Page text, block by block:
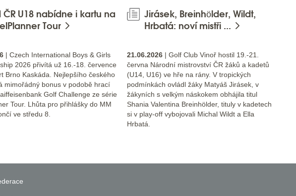
ČR U18 nabídne i kartu na
Tour
| Czech International Boys & Girls
2026 přivítá už 16.-18. července
Brno Kaskáda. Nejlepšího českého
mimořádný bonus v podobě hrací
Golf Challenge ze série
Tour. Lhůta pro přihlášky do MM
ve středu 8.
Jirásek, Breinhölder, Wildt,
Hrbatá: noví mistři ...
21.06.2026 | Golf Club Vinoř hostil 19.-21.
června Národní mistrovství ČR žáků a kadetů
(U14, U16) ve hře na rány. V tropických
podmínkách ovládl žáky Matyáš Jirásek, v
žákyních s velkým náskokem obhájila titul
Shania Valentina Breinhölder, tituly v kadetech
si v play-off vybojovali Michal Wildt a Ella
Hrbatá.